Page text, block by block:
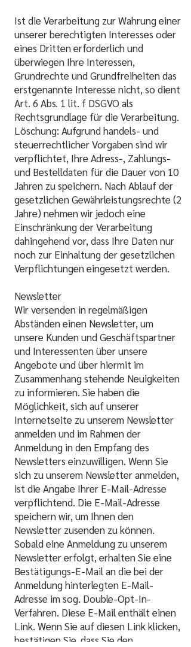
Ist die Verarbeitung zur Wahrung einer
unserer berechtigten Interesses oder
eines Dritten erforderlich und
überwiegen Ihre Interessen,
Grundrechte und Grundfreiheiten das
erstgenannte Interesse nicht, so dient
Art. 6 Abs. 1 lit. f DSGVO als
Rechtsgrundlage für die Verarbeitung.
Löschung: Aufgrund handels- und
steuerrechtlicher Vorgaben sind wir
verpflichtet, Ihre Adress-, Zahlungs-
und Bestelldaten für die Dauer von 10
Jahren zu speichern. Nach Ablauf der
gesetzlichen Gewährleistungsrechte (2
Jahre) nehmen wir jedoch eine
Einschränkung der Verarbeitung
dahingehend vor, dass Ihre Daten nur
noch zur Einhaltung der gesetzlichen
Verpflichtungen eingesetzt werden.
Newsletter
Wir versenden in regelmäßigen
Abständen einen Newsletter, um
unsere Kunden und Geschäftspartner
und Interessenten über unsere
Angebote und über hiermit im
Zusammenhang stehende Neuigkeiten
zu informieren. Sie haben die
Möglichkeit, sich auf unserer
Internetseite zu unserem Newsletter
anmelden und im Rahmen der
Anmeldung in den Empfang des
Newsletters einzuwilligen. Wenn Sie
sich zu unserem Newsletter anmelden,
ist die Angabe Ihrer E-Mail-Adresse
verpflichtend. Die E-Mail-Adresse
speichern wir, um Ihnen den
Newsletter zusenden zu können.
Sobald eine Anmeldung zu unserem
Newsletter erfolgt, erhalten Sie eine
Bestätigungs-E-Mail an die bei der
Anmeldung hinterlegten E-Mail-
Adresse im sog. Double-Opt-In-
Verfahren. Diese E-Mail enthält einen
Link. Wenn Sie auf diesen Link klicken,
bestätigen Sie, dass Sie den